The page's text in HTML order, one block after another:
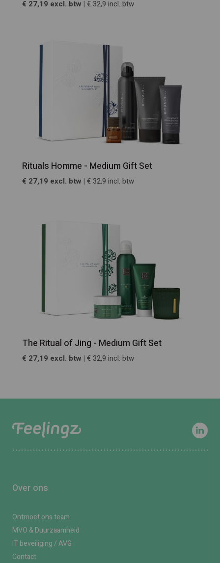
€ 27,19 excl. btw | € 32,9 incl. btw
Rituals Homme - Medium Gift Set
€ 27,19 excl. btw | € 32,9 incl. btw
The Ritual of Jing - Medium Gift Set
€ 27,19 excl. btw | € 32,9 incl. btw
Over ons
Ontmoet ons team
MVO & Duurzaamheid
IT beveiliging / AVG
Contact